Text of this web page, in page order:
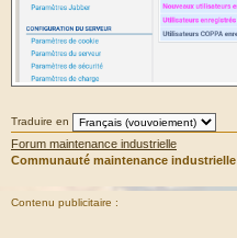
Traduire en
Forum maintenance industrielle
Communauté maintenance industrielle
Contenu publicitaire :